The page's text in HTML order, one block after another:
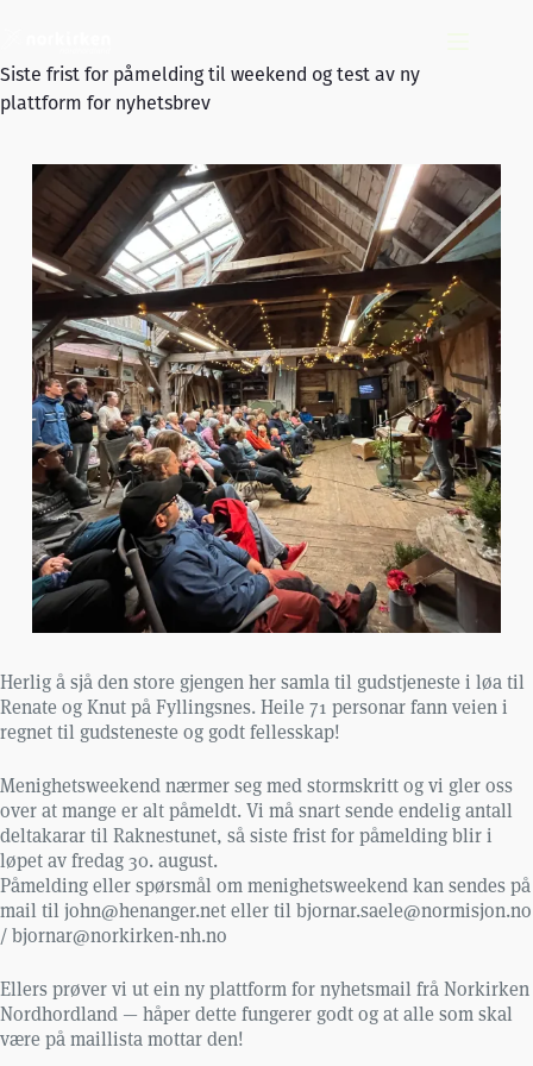
innholdet
Siste frist for påmelding til weekend og test av ny
plattform for nyhetsbrev
Herlig å sjå den store gjengen her samla til gudstjeneste i løa til
Renate og Knut på Fyllingsnes. Heile 71 personar fann veien i
regnet til gudsteneste og godt fellesskap!
Menighetsweekend nærmer seg med stormskritt og vi gler oss
over at mange er alt påmeldt. Vi må snart sende endelig antall
deltakarar til Raknestunet, så siste frist for påmelding blir i
løpet av fredag 30. august.
Påmelding eller spørsmål om menighetsweekend kan sendes på
mail til john@henanger.net eller til bjornar.saele@normisjon.no
/ bjornar@norkirken-nh.no
Ellers prøver vi ut ein ny plattform for nyhetsmail frå Norkirken
Nordhordland — håper dette fungerer godt og at alle som skal
være på maillista mottar den!